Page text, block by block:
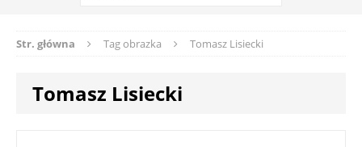
Str. główna Tag obrazka Tomasz Lisiecki
Tomasz Lisiecki